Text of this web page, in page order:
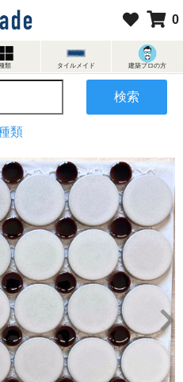
0
類 タイルメイド 建築プロの方
検索
類